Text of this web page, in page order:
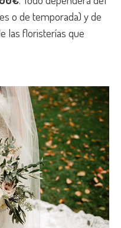
o de temporada) y de
las floristerías que